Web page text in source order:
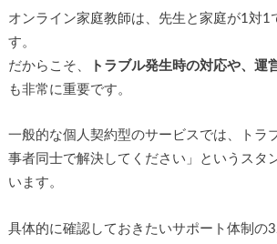
オンライン家庭教師は、先生と家庭が1対1
す。
だからこそ、
トラブル発生時の対応や、運
も非常に重要です。
一般的な個人契約型のサービスでは、トラ
事者同士で解決してください」というスタ
います。
具体的に確認しておきたいサポート体制の